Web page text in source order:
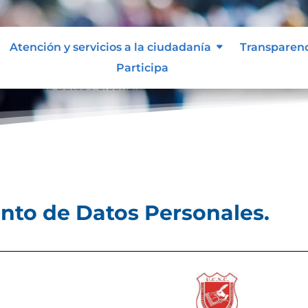
Atención y servicios a la ciudadanía
Participa
de Datos Personales.
de Datos Personales.